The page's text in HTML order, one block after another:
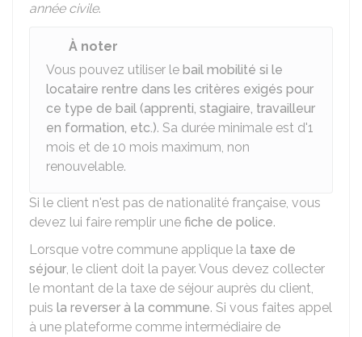
année civile.
À noter
Vous pouvez utiliser le bail mobilité si le
locataire rentre dans les critères exigés pour
ce type de bail (apprenti, stagiaire, travailleur
en formation, etc.). Sa durée minimale est d'1
mois et de 10 mois maximum, non
renouvelable.
Si le client n'est pas de nationalité française, vous
devez lui faire remplir une fiche de police.
Lorsque votre commune applique la taxe de
séjour, le client doit la payer. Vous devez collecter
le montant de la taxe de séjour auprès du client,
puis la reverser à la commune. Si vous faites appel
à une plateforme comme intermédiaire de